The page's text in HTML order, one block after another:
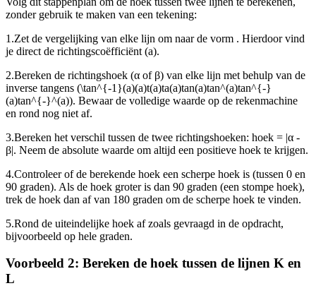
zonder gebruik te maken van een tekening:
1.Zet de vergelijking van elke lijn om naar de vorm . Hierdoor vind
je direct de richtingscoëfficiënt (a).
2.Bereken de richtingshoek (α of β) van elke lijn met behulp van de
inverse tangens (\tan^{-1}(a)(a)t(a)ta(a)tan(a)tan^(a)tan^{-}
(a)tan^{-}^(a)). Bewaar de volledige waarde op de rekenmachine
en rond nog niet af.
3.Bereken het verschil tussen de twee richtingshoeken: hoek = |α -
β|. Neem de absolute waarde om altijd een positieve hoek te krijgen.
4.Controleer of de berekende hoek een scherpe hoek is (tussen 0 en
90 graden). Als de hoek groter is dan 90 graden (een stompe hoek),
trek de hoek dan af van 180 graden om de scherpe hoek te vinden.
5.Rond de uiteindelijke hoek af zoals gevraagd in de opdracht,
bijvoorbeeld op hele graden.
Voorbeeld 2: Bereken de hoek tussen de lijnen K en
L